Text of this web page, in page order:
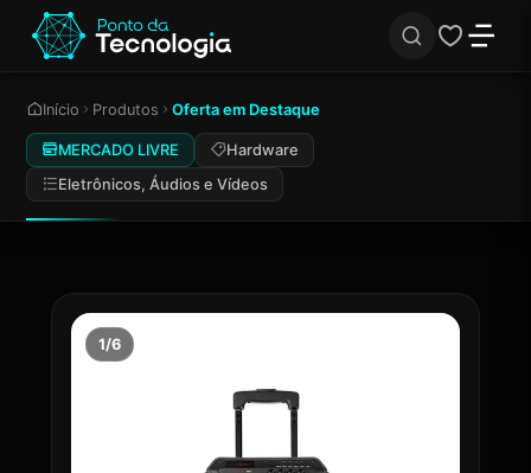
Início Produtos Oferta em Destaque
MERCADO LIVRE
Hardware
Eletrônicos, Áudios e Vídeos
1/6